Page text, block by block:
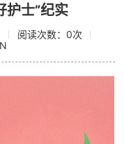
护士”纪实
阅读次数：0次